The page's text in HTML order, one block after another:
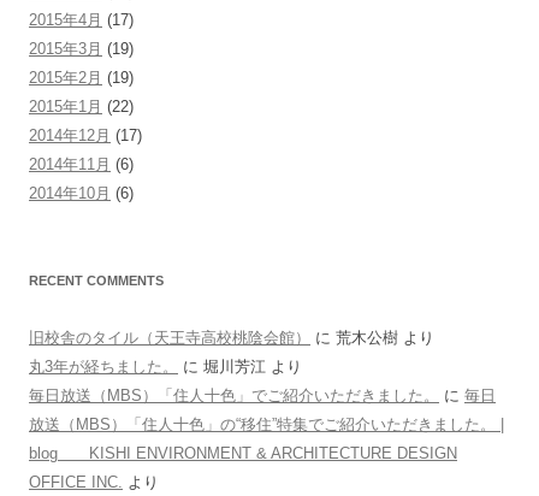
2015年4月 (17)
2015年3月 (19)
2015年2月 (19)
2015年1月 (22)
2014年12月 (17)
2014年11月 (6)
2014年10月 (6)
RECENT COMMENTS
旧校舎のタイル（天王寺高校桃陰会館） に 荒木公樹 より
丸3年が経ちました。
に 堀川芳江 より
毎日放送（MBS）「住人十色」でご紹介いただきました。
に 毎日
放送（MBS）「住人十色」の“移住”特集でご紹介いただきました。 |
blog KISHI ENVIRONMENT & ARCHITECTURE DESIGN
OFFICE INC. より